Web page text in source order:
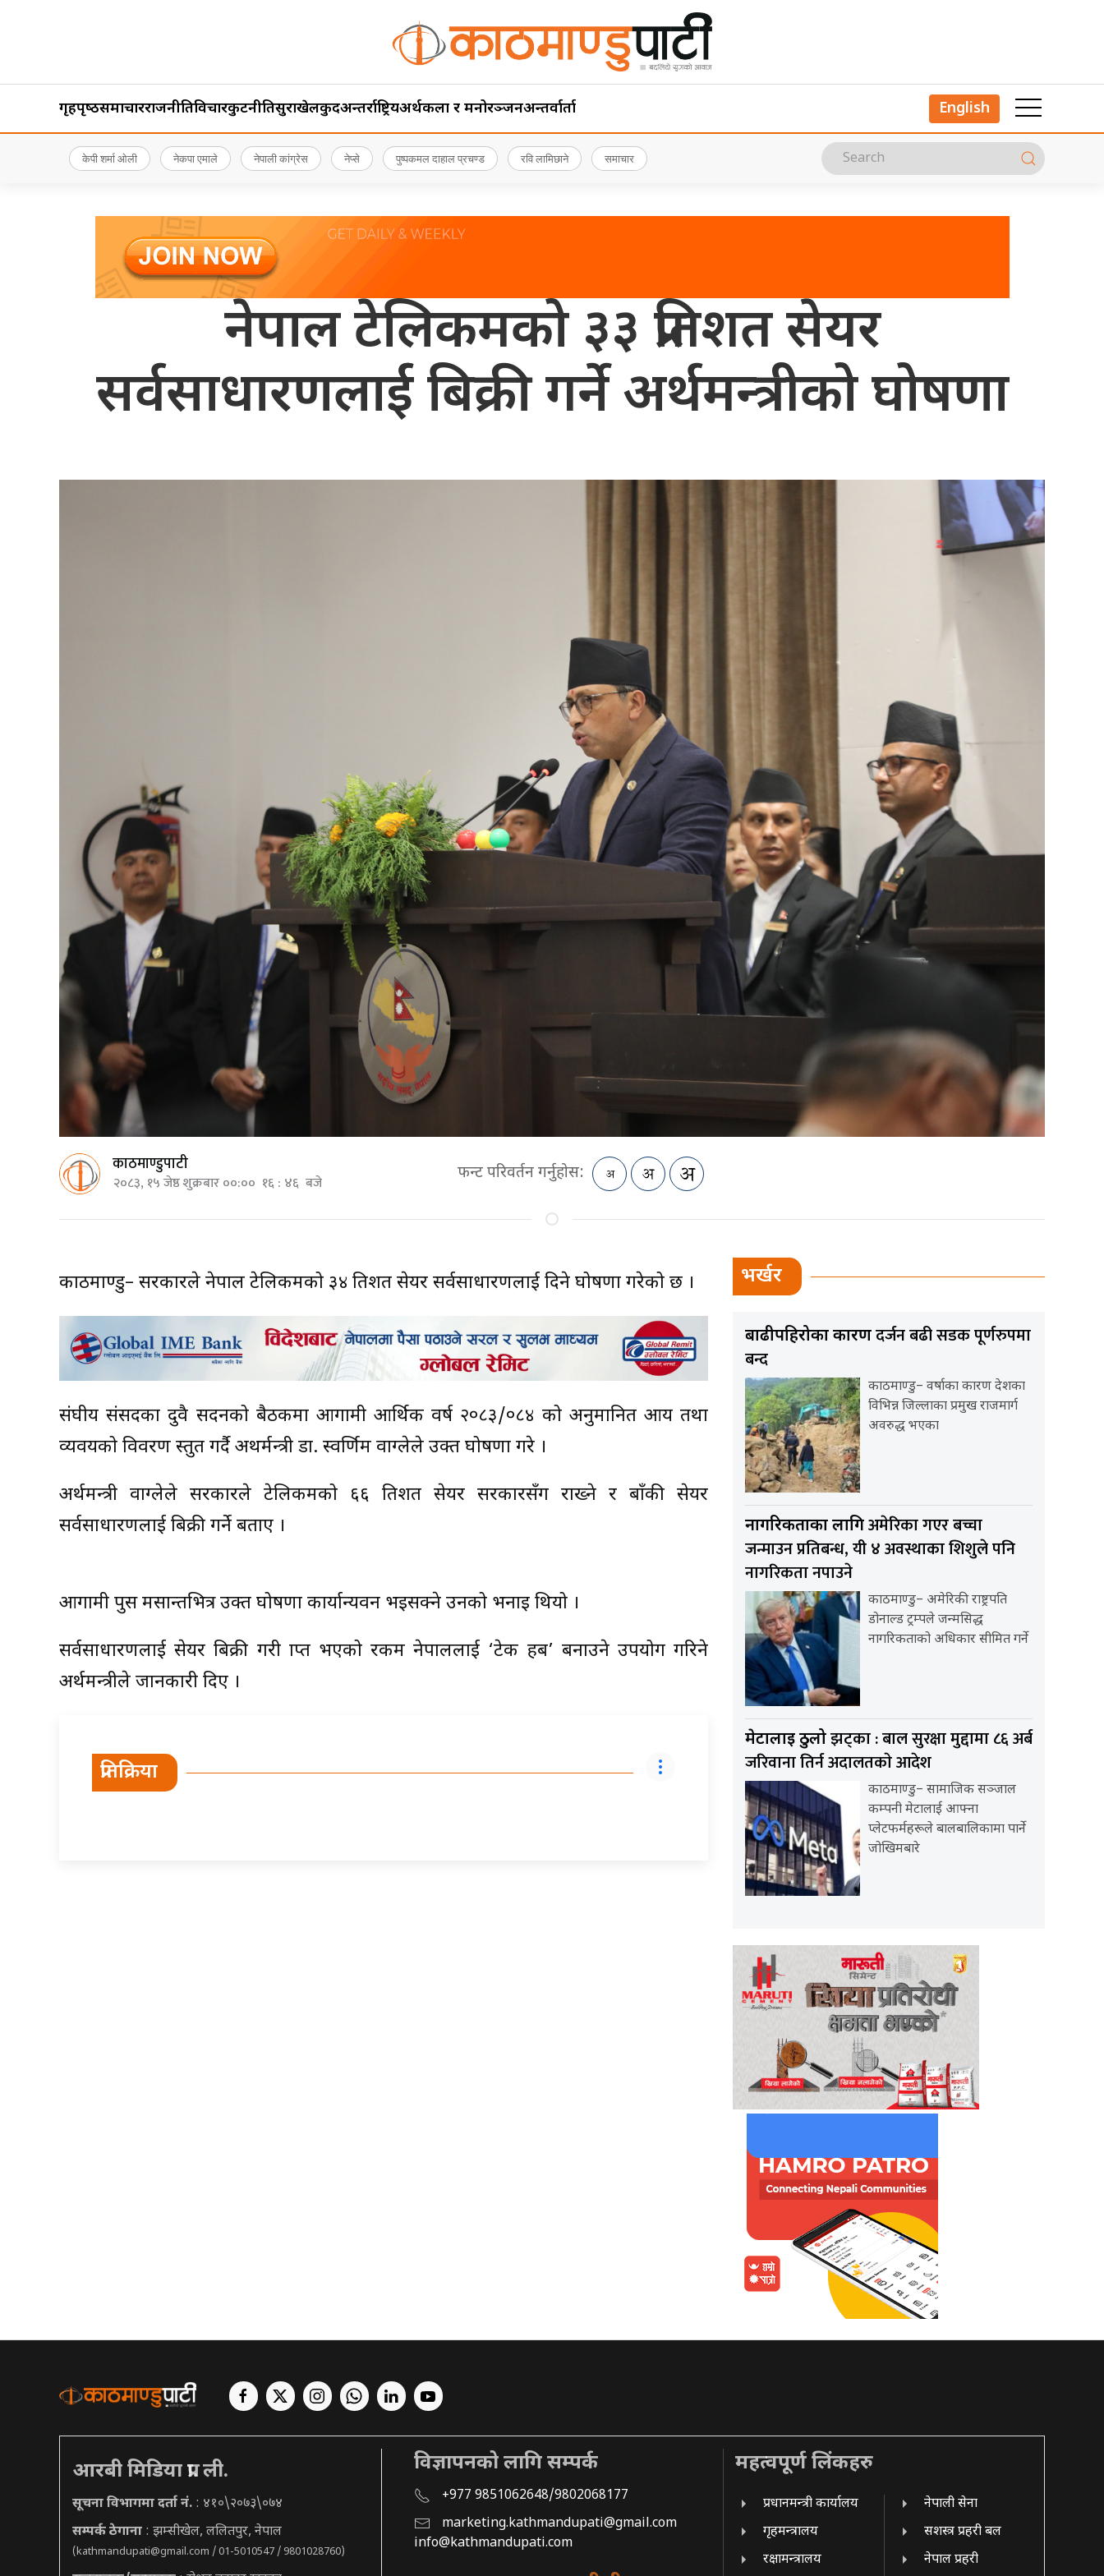
गृहपृष्‍ठसमाचारराजनीतिविचारकुटनीतिसुरक्षाखेलकुदअन्तर्राष्ट्रियअर्थकला र मनोरञ्जनअन्तर्वार्ता English
केपी शर्मा ओली नेकपा एमाले नेपाली कांग्रेस नेप्से पुष्पकमल दाहाल प्रचण्ड रवि लामिछाने समाचार
नेपाल टेलिकमको ३३ प्रतिशत सेयर
सर्वसाधारणलार्ई बिक्री गर्ने अर्थमन्त्रीको घोषणा
काठमाण्डुपाटी
२०८३, १५ जेष्ठ शुक्रबार ००:०० १६ : ४६ बजे फन्ट परिवर्तन गर्नुहोस:
काठमाण्डु– सरकारले नेपाल टेलिकमको ३४ प्रतिशत सेयर सर्वसाधारणलाई दिने घोषणा गरेको छ ।
संघीय संसदका दुवै सदनको बैठकमा आगामी आर्थिक वर्ष २०८३/०८४ को अनुमानित आय तथा
व्यवयको विवरण प्रस्तुत गर्दै अथर्मन्त्री डा. स्वर्णिम वाग्लेले उक्त घोषणा गरे ।
अर्थमन्त्री वाग्लेले सरकारले टेलिकमको ६६ प्रतिशत सेयर सरकारसँग राख्ने र बाँकी सेयर
सर्वसाधारणलाई बिक्री गर्ने बताए ।
आगामी पुस मसान्तभित्र उक्त घोषणा कार्यान्यवन भइसक्ने उनको भनाइ थियो ।
सर्वसाधारणलाई सेयर बिक्री गरी प्राप्त भएको रकम नेपाललाई ‘टेक हब’ बनाउने उपयोग गरिने
अर्थमन्त्रीले जानकारी दिए ।
प्रतिक्रिया
भर्खर
बाढीपहिरोका कारणदर्जन बढी सडक पूर्णरुपमा
बन्द
काठमाण्डु– वर्षाका कारण देशका
विभिन्न जिल्लाका प्रमुख राजमार्ग
अवरुद्ध भएका
नागरिकताका लागिअमेरिका गएर बच्चा
जन्माउन प्रतिबन्ध, यी ४ अवस्थाका शिशुले पनि
नागरिकता नपाउने
काठमाण्डु– अमेरिकी राष्ट्रपति
डोनाल्ड ट्रम्पले जन्मसिद्ध
नागरिकताको अधिकार सीमित गर्ने
मेटालाई ठुलोझट्का : बाल सुरक्षा मुद्दामा ८६ अर्ब
जरिवाना तिर्न अदालतकाे आदेश
काठमाण्डु– सामाजिक सञ्जाल
कम्पनी मेटालाई आफ्ना
प्लेटफर्महरूले बालबालिकामा पार्ने
जोखिमबारे
आरबी मिडिया प्रा. ली.
सूचना विभागमा दर्ता नं. : ४१०\२०७३\०७४
सम्पर्क ठेगाना : झम्सीखेल, ललितपुर, नेपाल
(kathmandupati@gmail.com / 01-5010547 / 9801028760)
विज्ञापनको लागि सम्पर्क
+977 9851062648/9802068177
marketing.kathmandupati@gmail.com
info@kathmandupati.com
महत्वपूर्ण लिंकहरु
प्रधानमन्त्री कार्यालय
गृहमन्त्रालय
रक्षामन्त्रालय
नेपाली सेना
सशस्त्र प्रहरी बल
नेपाल प्रहरी